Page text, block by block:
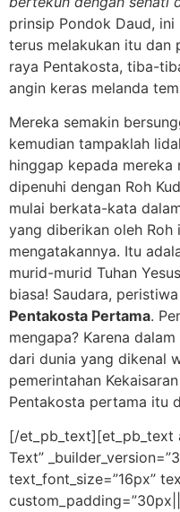
prinsip Pondok Daud,
terus melakukan itu dan
raya Pentakosta, tiba-
angin keras melanda
Mereka semakin
kemudian tampaklah
hinggap kepada mereka
dipenuhi dengan Roh
mulai berkata-kata
yang diberikan oleh
mengatakannya. Itu
murid-murid Tuhan
biasa! Saudara,
Pentakosta Pertama.
mengapa? Karena
dari dunia yang dikenal
pemerintahan
Pentakosta pertama itu
[/et_pb_text][et_pb_text
Text”
text_font_size=”16px”